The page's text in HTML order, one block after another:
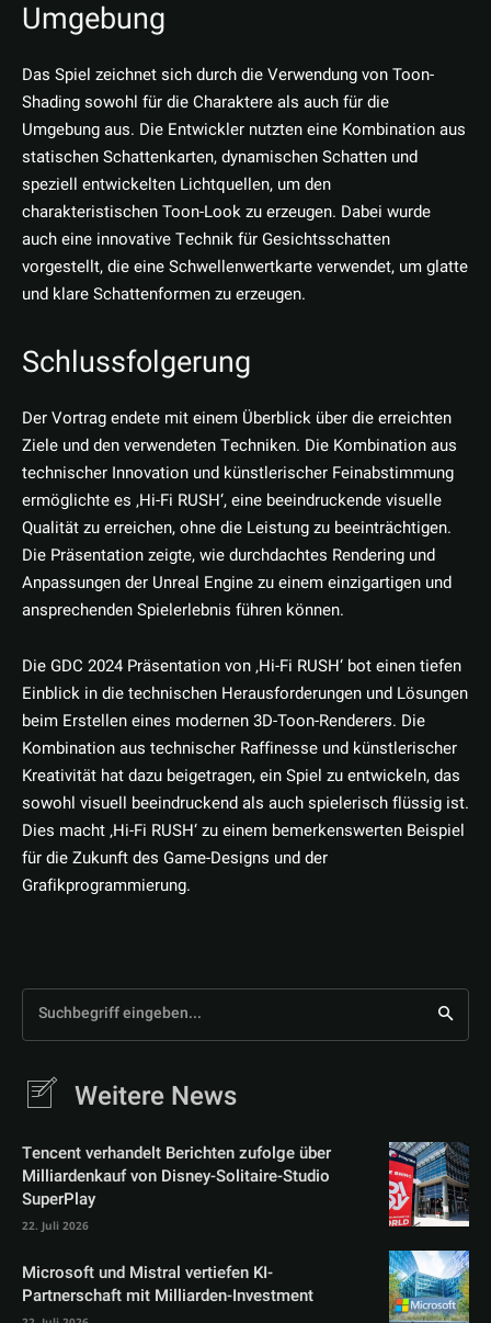
Umgebung
Das Spiel zeichnet sich durch die Verwendung von Toon-
Shading sowohl für die Charaktere als auch für die
Umgebung aus. Die Entwickler nutzten eine Kombination aus
statischen Schattenkarten, dynamischen Schatten und
speziell entwickelten Lichtquellen, um den
charakteristischen Toon-Look zu erzeugen. Dabei wurde
auch eine innovative Technik für Gesichtsschatten
vorgestellt, die eine Schwellenwertkarte verwendet, um glatte
und klare Schattenformen zu erzeugen.
Schlussfolgerung
Der Vortrag endete mit einem Überblick über die erreichten
Ziele und den verwendeten Techniken. Die Kombination aus
technischer Innovation und künstlerischer Feinabstimmung
ermöglichte es ‚Hi-Fi RUSH‘, eine beeindruckende visuelle
Qualität zu erreichen, ohne die Leistung zu beeinträchtigen.
Die Präsentation zeigte, wie durchdachtes Rendering und
Anpassungen der Unreal Engine zu einem einzigartigen und
ansprechenden Spielerlebnis führen können.
Die GDC 2024 Präsentation von ‚Hi-Fi RUSH‘ bot einen tiefen
Einblick in die technischen Herausforderungen und Lösungen
beim Erstellen eines modernen 3D-Toon-Renderers. Die
Kombination aus technischer Raffinesse und künstlerischer
Kreativität hat dazu beigetragen, ein Spiel zu entwickeln, das
sowohl visuell beeindruckend als auch spielerisch flüssig ist.
Dies macht ‚Hi-Fi RUSH‘ zu einem bemerkenswerten Beispiel
für die Zukunft des Game-Designs und der
Grafikprogrammierung.
Suchbegriff eingeben...
Weitere News
Tencent verhandelt Berichten zufolge über
Milliardenkauf von Disney-Solitaire-Studio
SuperPlay
22. Juli 2026
Microsoft und Mistral vertiefen KI-
Partnerschaft mit Milliarden-Investment